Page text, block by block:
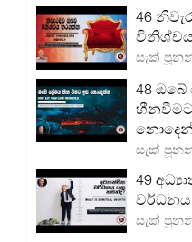
46
සැක්
48 ඔබේ
සැක්
49
සැක්